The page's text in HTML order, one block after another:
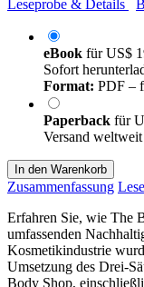
Leseprobe & Details
eBook fürUS$
Sofort
Format: PDF –
Paperback für
Versand weltweit
In den Warenkorb
Zusammenfassung
Erfahren Sie, wie The
umfassenden
Kosmetikindustrie
Umsetzung des Drei-
Body Shop,